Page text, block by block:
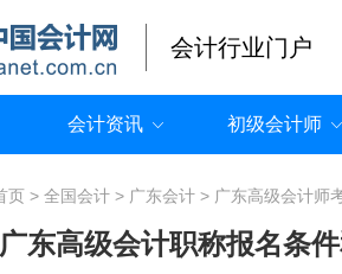
会计行业门户
会计资讯 初级会计师
页 > 全国会计 > 广东会计 > 广东高级会计师
东高级会计职称报名条